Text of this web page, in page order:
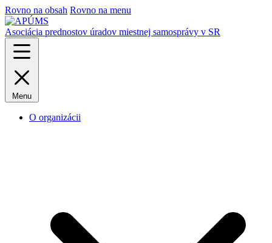
Rovno na obsah Rovno na menu
Asociácia prednostov úradov miestnej samosprávy v SR
Menu
O organizácii